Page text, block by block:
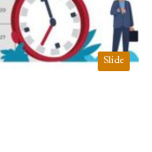
Slide